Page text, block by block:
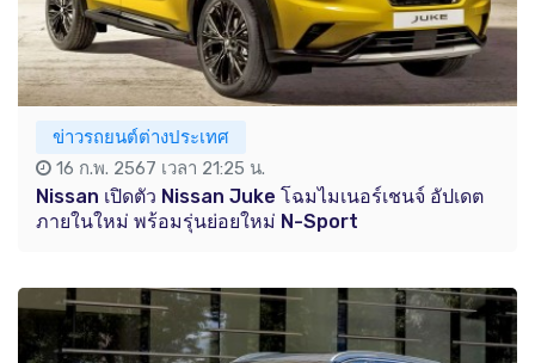
ข่าวรถยนต์ต่างประเทศ
16 ก.พ. 2567 เวลา 21:25 น.
Nissan เปิดตัว Nissan Juke โฉมไมเนอร์เชนจ์ อัปเดต
ภายในใหม่ พร้อมรุ่นย่อยใหม่ N-Sport